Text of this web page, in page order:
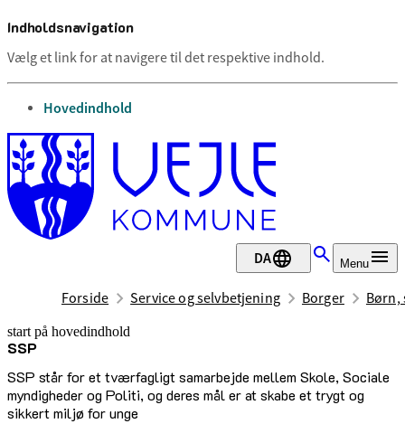
Indholdsnavigation
Vælg et link for at navigere til det respektive indhold.
gå til
Hovedindhold
DA Menu
Forside Service og selvbetjening Borger Børn,
start på hovedindhold
SSP
SSP står for et tværfagligt samarbejde mellem Skole, Sociale
myndigheder og Politi, og deres mål er at skabe et trygt og
sikkert miljø for unge
senest opdateret 7. april 2025